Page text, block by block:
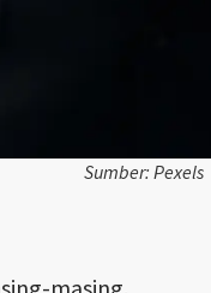
Sumber: Pexels